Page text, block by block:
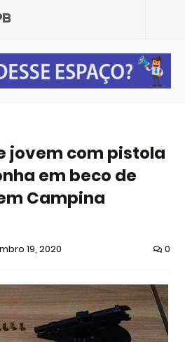
jovem com pistola
em beco de
Campina
19, 2020 0